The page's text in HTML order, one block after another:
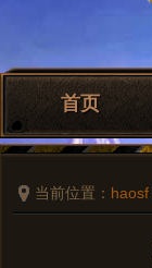
首页
当前位置： haosf